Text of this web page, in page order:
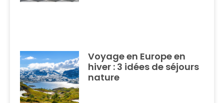
Voyage en Europe en
hiver : 3 idées de séjours
nature